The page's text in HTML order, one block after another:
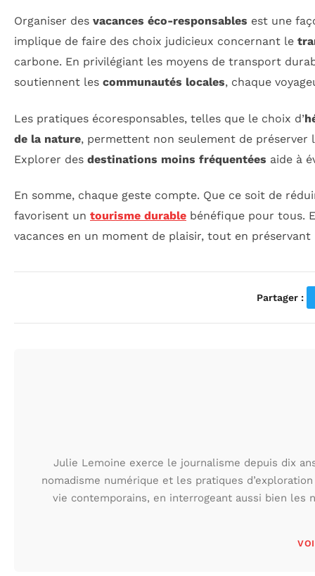
Organiser des vacances éco-responsables est une
implique de faire des choix judicieux concernant le
carbone. En privilégiant les moyens de transport
soutiennent les communautés locales, chaque
Les pratiques écoresponsables, telles que le choix d’
de la nature, permettent non seulement de préserver
Explorer des destinations moins fréquentées aide à
En somme, chaque geste compte. Que ce soit de
favorisent un tourisme durable bénéfique pour tous.
vacances en un moment de plaisir, tout en
Partager :
Julie Lemoine exerce le journalisme depuis dix
nomadisme numérique et les pratiques
vie contemporains, en interrogeant aussi bien